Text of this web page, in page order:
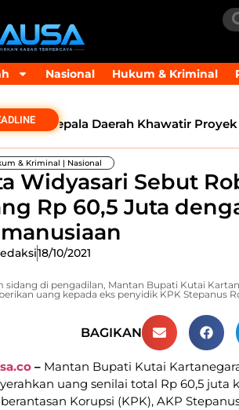
Nasional Hukum & Kriminal
Kepala Daerah Khawatir Proyek
& Kriminal | Nasional
Widyasari Sebut
Rp 60,5 Juta
18/10/2021
sidang di pengadilan, Mantan Bupati Kutai
uang kepada eks penyidik KPK Stepanus
BAGIKAN
– Mantan Bupati Kutai
uang senilai total Rp 60,5 juta
Korupsi (KPK), AKP